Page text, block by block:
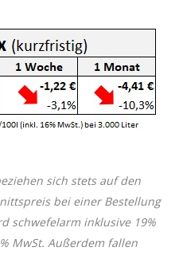
sich stets auf den
bei einer Bestellung
schwefelarm inklusive 19%
MwSt. Außerdem fallen